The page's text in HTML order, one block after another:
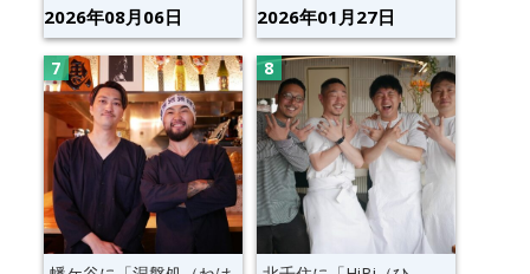
2026年08月06日 2026年01月27日